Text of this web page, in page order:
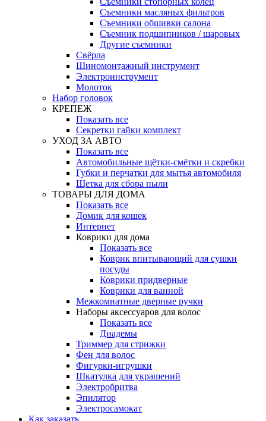
Съемники масляных фильтров
Съемники обшивки салона
Съемник подшипников / шаровых
Другие съемники
Свёрла
Шиномонтажный инструмент
Электроинструмент
Молоток
Набор головок
КРЕПЕЖ
Показать все
Секретки гайки комплект
УХОД ЗА АВТО
Показать все
Автомобильные щётки-смётки и скребки
Губки и перчатки для мытья автомобиля
Щетка для сбора пыли
ТОВАРЫ ДЛЯ ДОМА
Показать все
Домик для кошек
Интернет
Коврики для дома
Показать все
Коврик впитывающий для сушки
посуды
Коврики придверные
Коврики для ванной
Межкомнатные дверные ручки
Наборы аксессуаров для волос
Показать все
Диадемы
Триммер для стрижки
Фен для волос
Фигурки-игрушки
Шкатулка для украшений
Электробритва
Эпилятор
Электросамокат